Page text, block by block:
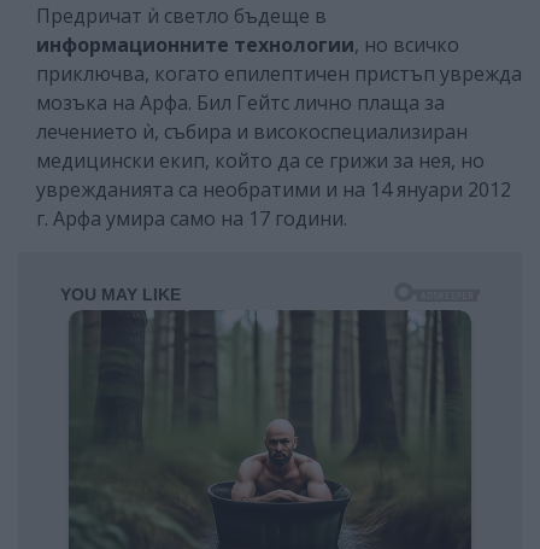
Предричат ѝ светло бъдеще в
информационните технологии, но всичко
приключва, когато епилептичен пристъп уврежда
мозъка на Арфа. Бил Гейтс лично плаща за
лечението ѝ, събира и високоспециализиран
медицински екип, който да се грижи за нея, но
уврежданията са необратими и на 14 януари 2012
г. Арфа умира само на 17 години.